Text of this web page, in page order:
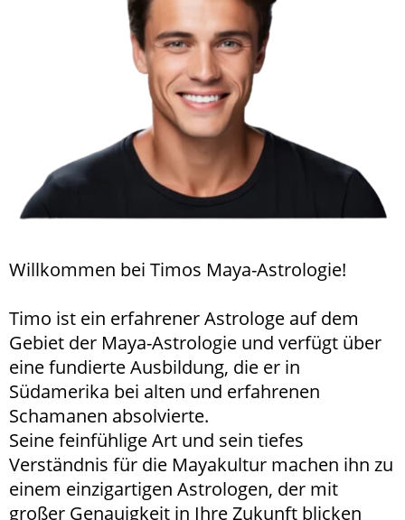
Willkommen bei Timos Maya-Astrologie!
Timo ist ein erfahrener Astrologe auf dem
Gebiet der Maya-Astrologie und verfügt über
eine fundierte Ausbildung, die er in
Südamerika bei alten und erfahrenen
Schamanen absolvierte.
Seine feinfühlige Art und sein tiefes
Verständnis für die Mayakultur machen ihn zu
einem einzigartigen Astrologen, der mit
großer Genauigkeit in Ihre Zukunft blicken